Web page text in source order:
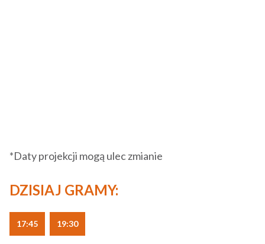
*Daty projekcji mogą ulec zmianie
DZISIAJ GRAMY:
17:45 19:30